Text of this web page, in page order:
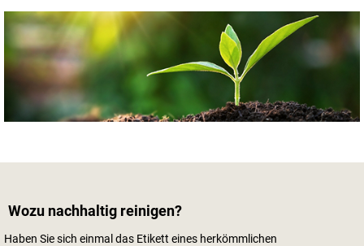
Wozu nachhaltig reinigen?
Haben Sie sich einmal das Etikett eines herkömmlichen